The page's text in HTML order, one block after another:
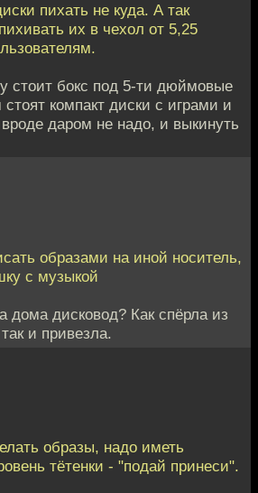
пихать не куда. А так
их в чехол от 5,25
стоит бокс под 5-ти дюймовые
компакт диски с играми и
даром не надо, и выкинуть
образами на иной носитель,
с музыкой
дома дисковод? Как спёрла из
и привезла.
образы, надо иметь
тётенки - "подай принеси".